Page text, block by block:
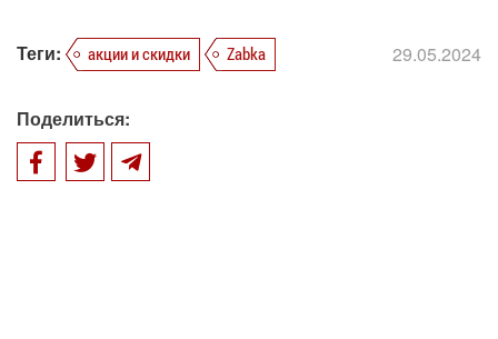
Теги: акции и скидки Zabka 29.05.2024
Поделиться: